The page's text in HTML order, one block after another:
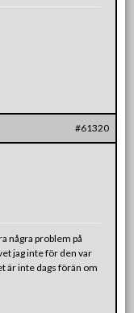
#61320
några problem på
jag inte för den var
är inte dags förän om